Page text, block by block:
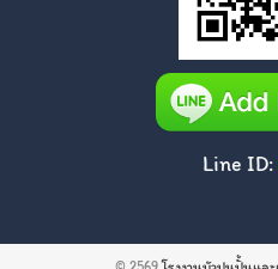
Line ID: